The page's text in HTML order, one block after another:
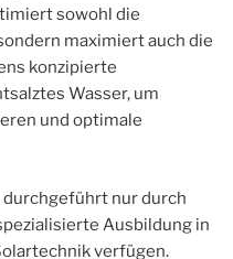
sowohl die
maximiert auch die
konzipierte
Wasser, um
und optimale
nur durch
Ausbildung in
verfügen.